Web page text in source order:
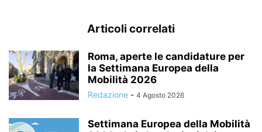
Articoli correlati
Roma, aperte le candidature per
la Settimana Europea della
Mobilità 2026
Redazione - 4 Agosto 2026
Settimana Europea della Mobilità